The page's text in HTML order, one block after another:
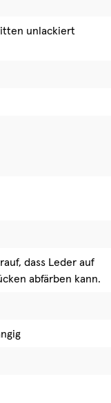
unlackiert
dass Leder auf
abfärben kann.